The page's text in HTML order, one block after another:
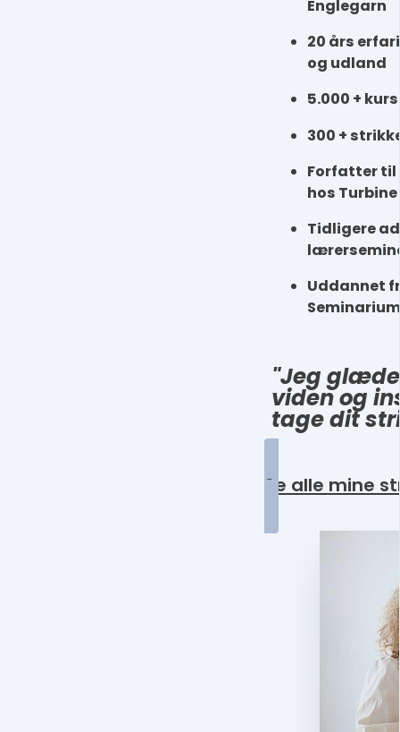
Englegarn
20 års
og udland
5.000 +
300 +
Forfatter til
hos Turbine
Tidligere
Uddannet
Seminarium
"Jeg
viden og
tage dit
Se alle mine